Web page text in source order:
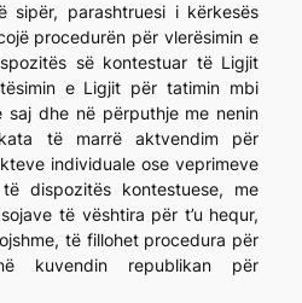
sipër, parashtruesi i kërkesës
procedurën për vlerësimin e
së kontestuar të Ligjit
e Ligjit për tatimin mbi
saj dhe në përputhje me nenin
të marrë aktvendim për
individuale ose veprimeve
dispozitës kontestuese, me
të vështira për t’u hequr,
të fillohet procedura për
kuvendin republikan për